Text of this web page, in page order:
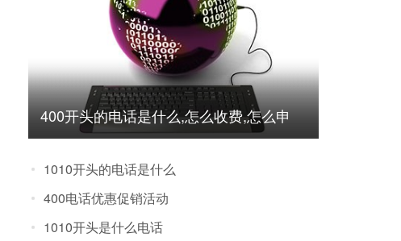
400开头的电话是什么,怎么收费,怎么申
请?
1010开头的电话是什么
400电话优惠促销活动
1010开头是什么电话